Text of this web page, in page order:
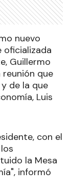
nuevo
oficializada
Guillermo
que
de la que
Luis
con el
la Mesa
informó